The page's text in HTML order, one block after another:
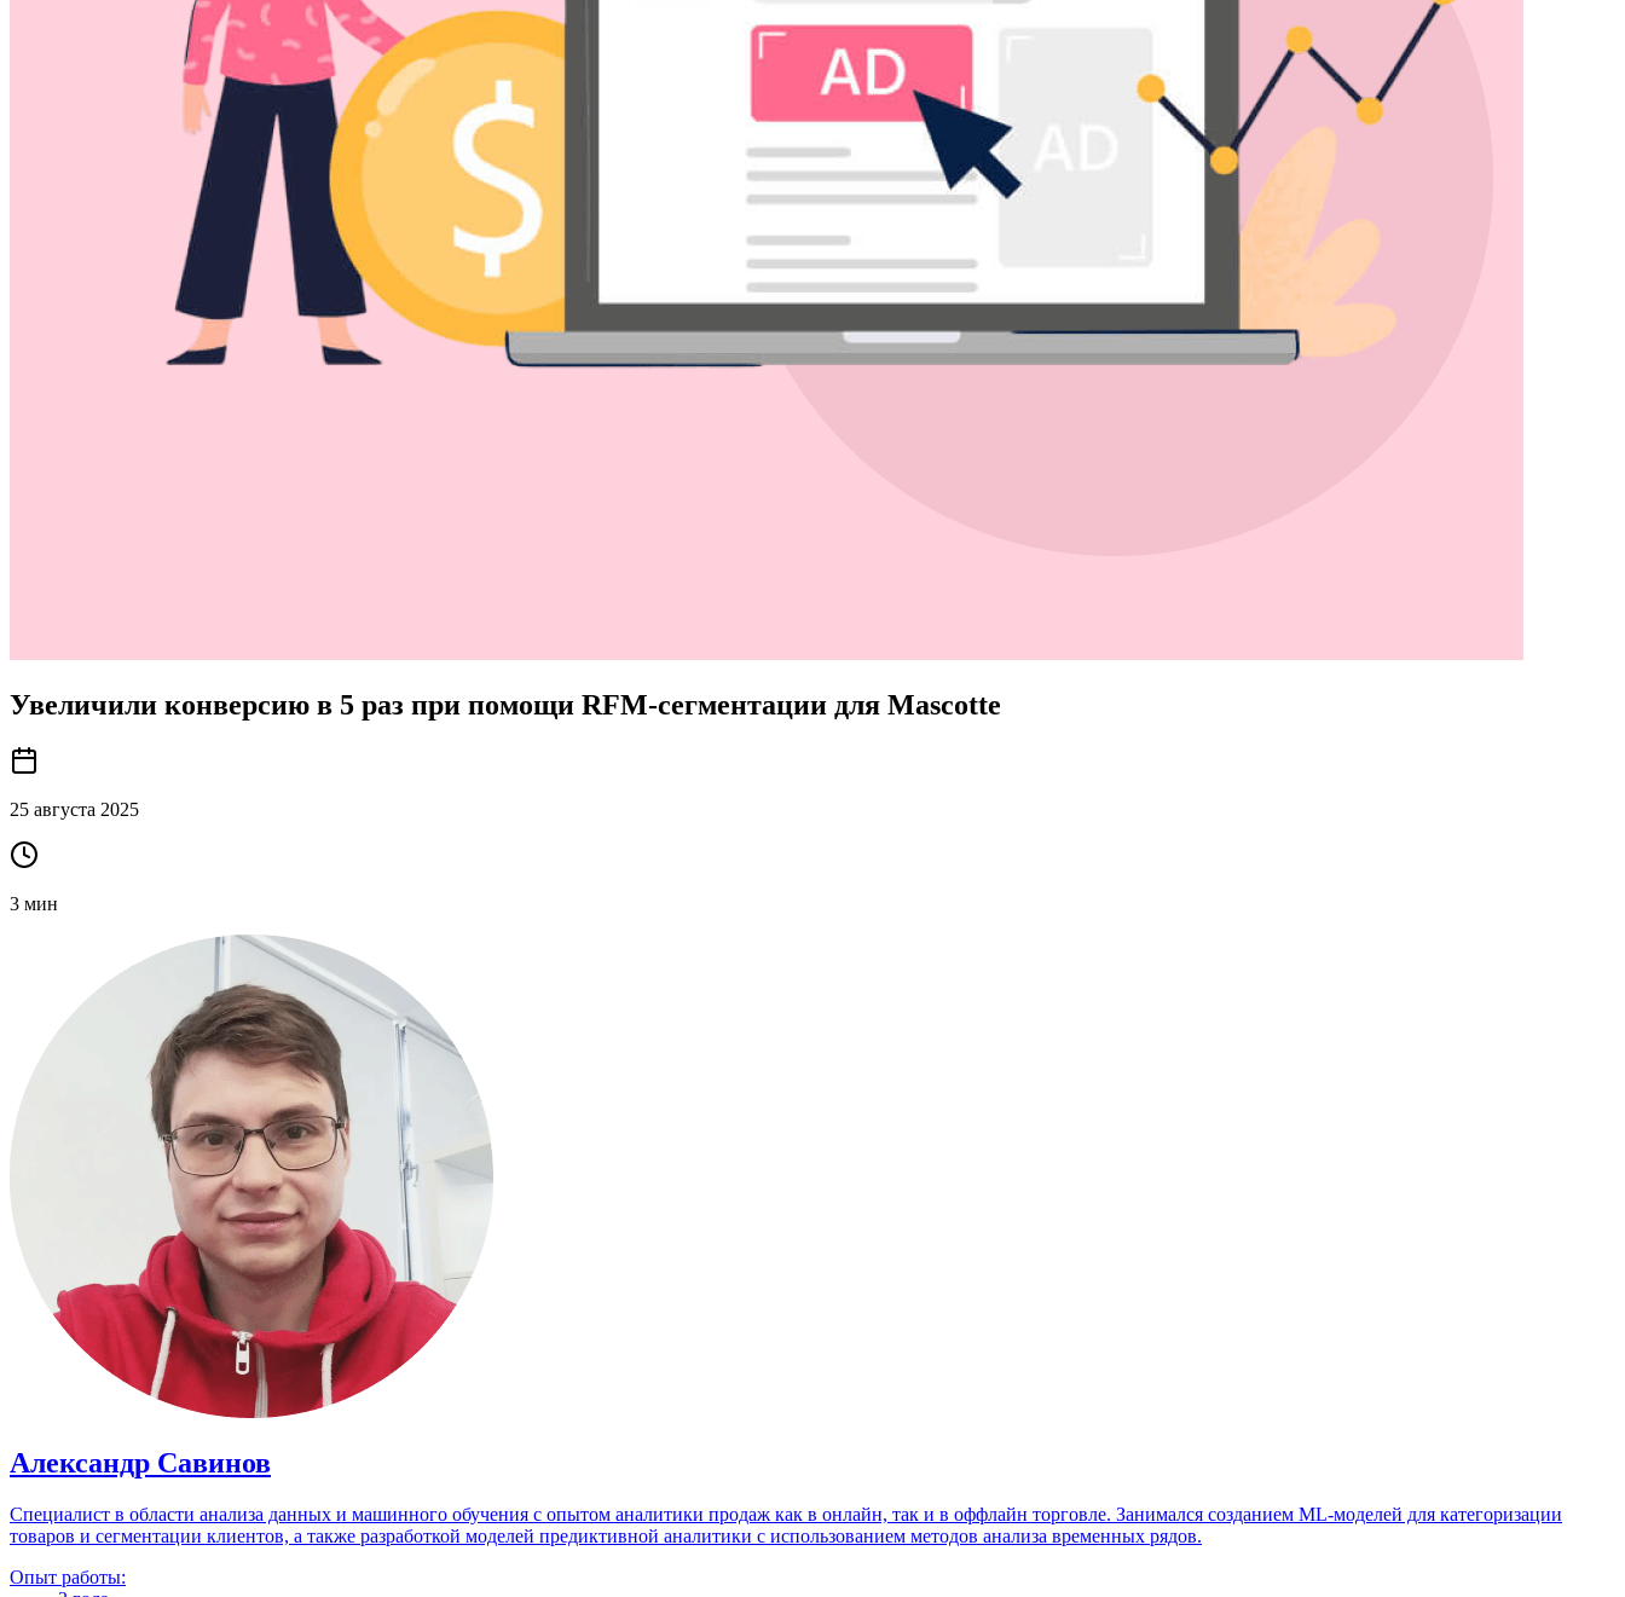
Увеличили конверсию в 5 раз при помощи RFM-сегментации для Mascotte
25 августа 2025
3 мин
Александр Савинов
Специалист в области анализа данных и машинного обучения с опытом аналитики продаж как в онлайн, так и в оффлайн торговле. Занимался созданием ML-моделей для категоризации
товаров и сегментации клиентов, а также разработкой моделей предиктивной аналитики с использованием методов анализа временных рядов.
Опыт работы: